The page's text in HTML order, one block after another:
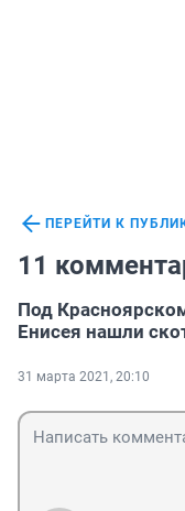
ПЕРЕЙТИ К
11
Под
Енисея нашли
31 марта 2021, 20:10